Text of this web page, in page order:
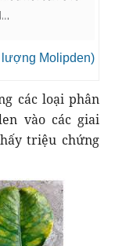
lượng Molipden)
các loại phân
vào các giai
triệu chứng